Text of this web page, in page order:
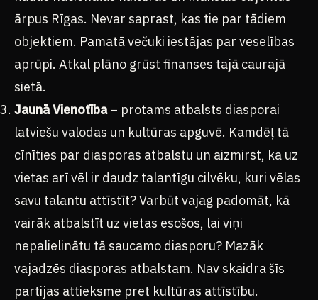
ārpus Rīgas. Nevar saprast, kas tie par tādiem
objektiem. Pamatā večuki iestājas par veselības
aprūpi. Atkal plāno grūst finanses tajā caurajā
sietā.
Jaunā Vienotība– protams atbalsts diasporai
latviešu valodas un kultūras apguvē. Kamdēļ tā
cīnīties par diasporas atbalstu un aizmirst, ka uz
vietas arī vēl ir daudz talantīgu cilvēku, kuri vēlas
savu talantu attīstīt? Varbūt vajag padomāt, kā
vairāk atbalstīt uz vietas esošos, lai viņi
nepalielinātu tā saucamo diasporu? Mazāk
vajadzēs diasporas atbalstam. Nav skaidra šīs
partijas attieksme pret kultūras attīstību.